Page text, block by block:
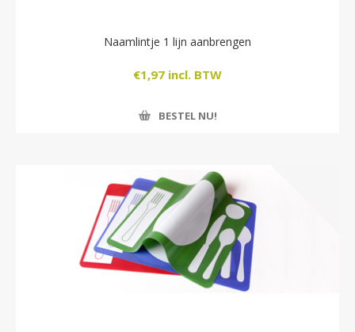
Naamlintje 1 lijn aanbrengen
€1,97 incl. BTW
BESTEL NU!